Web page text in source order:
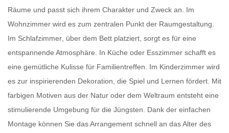
Räume und passt sich ihrem Charakter und Zweck an. Im
Wohnzimmer wird es zum zentralen Punkt der Raumgestaltung.
Im Schlafzimmer , über dem Bett platziert, sorgt es für eine
entspannende Atmosphäre . In Küche oder Esszimmer schafft es
eine gemütliche Kulisse für Familientreffen. Im Kinderzimmer wird
es zur inspirierenden Dekoration , die Spiel und Lernen fördert. Mit
farbigen Motiven aus der Natur oder dem Weltraum entsteht eine
stimulierende Umgebung für die Jüngsten. Dank der einfachen
Montage können Sie das Arrangement schnell an das Alter des